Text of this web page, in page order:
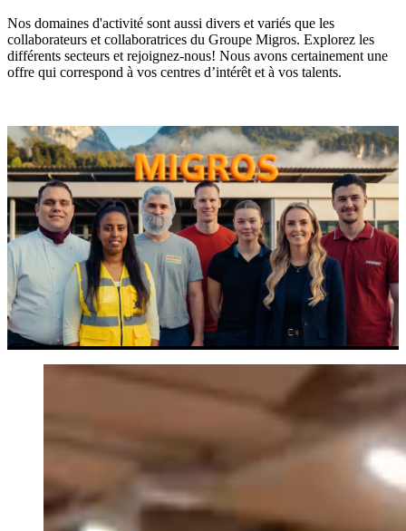
Nos domaines d'activité sont aussi divers et variés que les
collaborateurs et collaboratrices du Groupe Migros. Explorez les
différents secteurs et rejoignez-nous! Nous avons certainement une
offre qui correspond à vos centres d’intérêt et à vos talents.